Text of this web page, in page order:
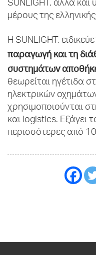
SUNLIGHT, αλλά και
μέρους της
H SUNLIGHT,
παραγωγή και τη
συστημάτων
θεωρείται ηγέτιδα
ηλεκτρικών
χρησιμοποιούνται
και logistics. Εξάγει
περισσότερες από